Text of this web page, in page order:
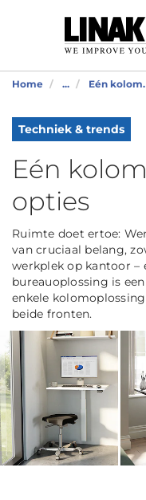
Home ... Eén
Techniek & trends
Eén
opties
Ruimte doet ertoe:
van cruciaal belang,
werkplek op kantoor –
bureauoplossing is
enkele
beide fronten.